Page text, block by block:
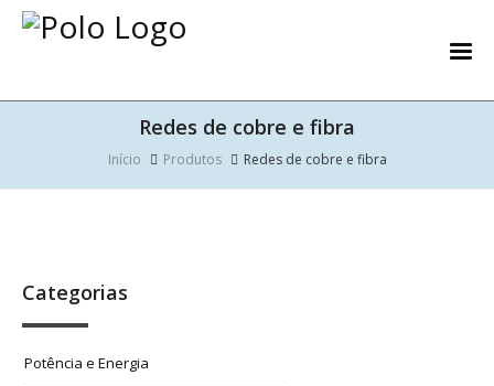
Redes de cobre e fibra
Início Produtos Redes de cobre e fibra
Categorias
Potência e Energia